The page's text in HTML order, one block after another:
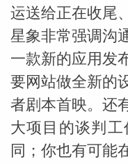
_susan
运送给正在收尾
星象非常强调沟
一款新的应用发
要网站做全新的
者剧本首映。还
大项目的谈判
同；你也有可能